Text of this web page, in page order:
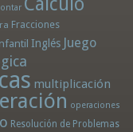
Fracciones
Inglés Juego
multiplicación
operaciones
Resolución de Problemas